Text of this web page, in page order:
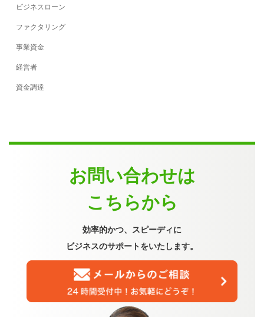
ビジネスローン
ファクタリング
事業資金
経営者
資金調達
お問い合わせは
こちらから
効率的かつ、スピーディに
ビジネスのサポートをいたします。